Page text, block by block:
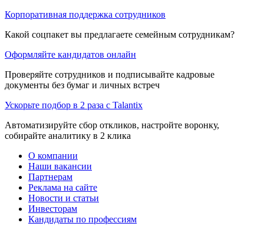
Корпоративная поддержка сотрудников
Какой соцпакет вы предлагаете семейным сотрудникам?
Оформляйте кандидатов онлайн
Проверяйте сотрудников и подписывайте кадровые
документы без бумаг и личных встреч
Ускорьте подбор в 2 раза с Talantix
Автоматизируйте сбор откликов, настройте воронку,
собирайте аналитику в 2 клика
О компании
Наши вакансии
Партнерам
Реклама на сайте
Новости и статьи
Инвесторам
Кандидаты по профессиям